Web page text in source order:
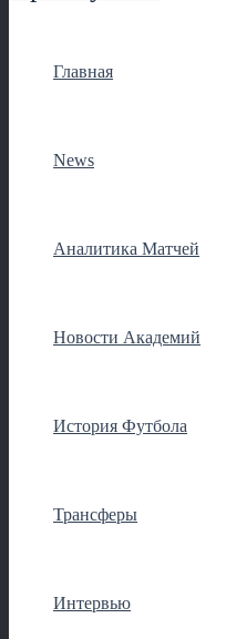
Главная
News
Аналитика Матчей
Новости Академий
История Футбола
Трансферы
Интервью